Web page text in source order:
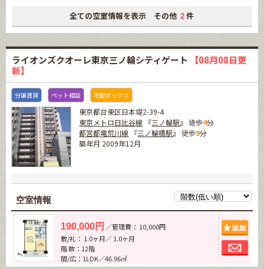
全ての空室情報を表示 その他 2 件
ライオンズクオーレ東京三ノ輪シティゲート
【08月08日更
新】
分譲賃貸 ペット相談 宅配ボックス
東京都台東区日本堤2-39-4
東京メトロ日比谷線 『三ノ輪駅』 徒歩4分
都営都電荒川線 『三ノ輪橋駅』 徒歩9分
築年月 2009年12月
空室情報
190,000円 ／管理費： 10,000円
敷/礼： 1.0ヶ月／ 1.0ヶ月
階 数：12階
間/広：1LDK／46.96㎡